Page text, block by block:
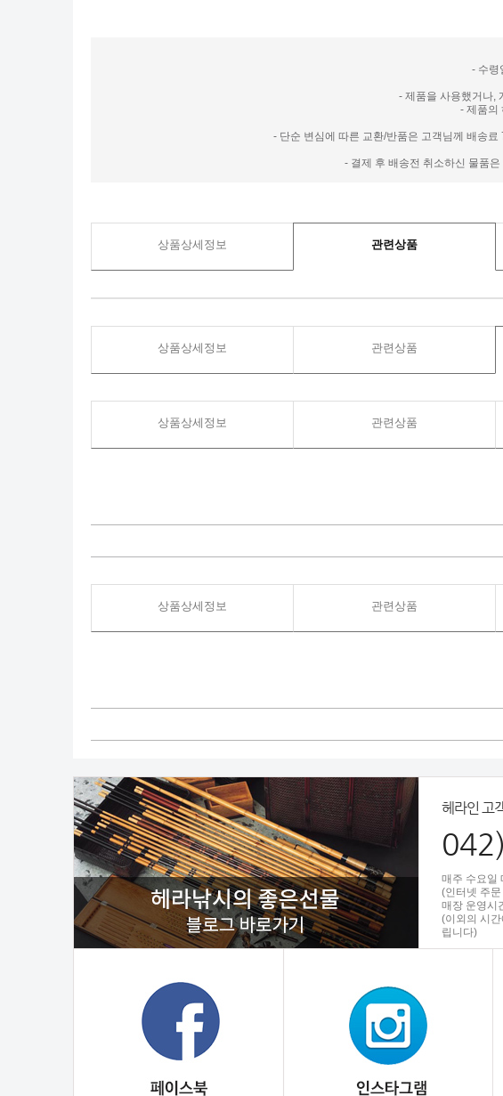
- 수령
- 제품을 사용했거나,
- 제품의
- 단순 변심에 따른 교환/반품은 고객님께 배송
- 결제 후 배송전 취소하신 물품
상품상세정보 관련상품
상품상세정보 관련상품
상품상세정보 관련상품
상품상세정보 관련상품
헤라인 고
매주 수요일
(인터넷 주
매장 운영시
(이외의 시
립니다)